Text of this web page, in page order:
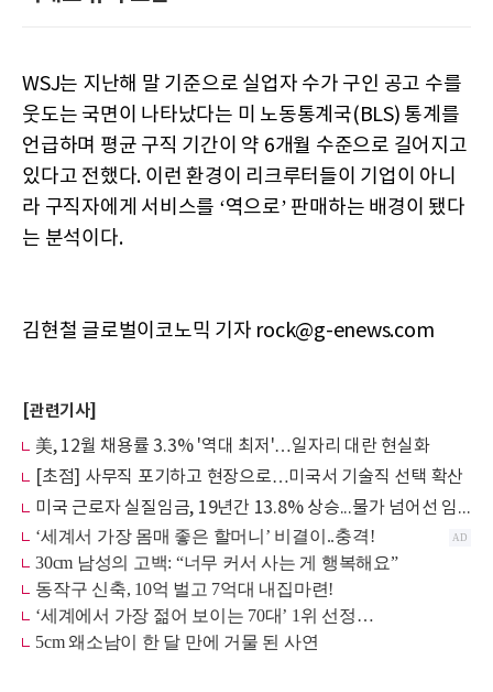
WSJ는 지난해 말 기준으로 실업자 수가 구인 공고 수를
웃도는 국면이 나타났다는 미 노동통계국(BLS) 통계를
언급하며 평균 구직 기간이 약 6개월 수준으로 길어지고
있다고 전했다. 이런 환경이 리크루터들이 기업이 아니
라 구직자에게 서비스를 ‘역으로’ 판매하는 배경이 됐다
는 분석이다.
김현철 글로벌이코노믹 기자 rock@g-enews.com
[관련기사]
美, 12월 채용률 3.3% '역대 최저'…일자리 대란 현실화
[초점] 사무직 포기하고 현장으로…미국서 기술직 선택 확산
미국 근로자 실질임금, 19년간 13.8% 상승...물가 넘어선 임금 인상